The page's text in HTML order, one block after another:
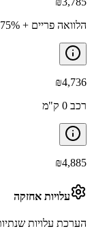
הלוואה פריים + 0.75%
₪4,736
רכב 0 ק"מ
₪4,885
עלויות אחזקה
הערכת עלויות שנתיות על בסיס